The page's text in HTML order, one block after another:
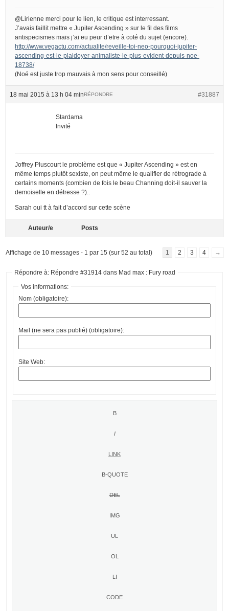
@Lirienne merci pour le lien, le critique est interressant.
J’avais faillit mettre « Jupiter Ascending » sur le fil des films
antispecismes mais j’ai eu peur d’etre à coté du sujet (encore).
http://www.vegactu.com/actualite/reveille-toi-neo-pourquoi-jupiter-
ascending-est-le-plaidoyer-animaliste-le-plus-evident-depuis-noe-
18738/
(Noé est juste trop mauvais à mon sens pour conseillé)
18 mai 2015 à 13 h 04 min #31887
RÉPONDRE
Stardama
Invité
Joffrey Pluscourt le problème est que « Jupiter Ascending » est en
même temps plutôt sexiste, on peut même le qualifier de rétrograde à
certains moments (combien de fois le beau Channing doit-il sauver la
demoiselle en détresse ?)..
Sarah oui tt à fait d’accord sur cette scène
Auteur/e Posts
Affichage de 10 messages - 1 par 15 (sur 52 au total) 1 2 3 4 →
Répondre à: Répondre #31914 dans Mad max : Fury road
Vos informations:
Nom (obligatoire):
Mail (ne sera pas publié) (obligatoire):
Site Web: